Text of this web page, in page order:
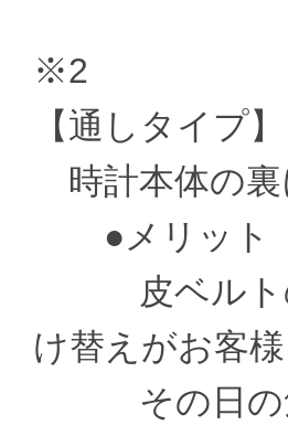
※2
【通しタイプ】
時計本体の裏
●メリット
皮ベルトの
け替えがお客
その日の気